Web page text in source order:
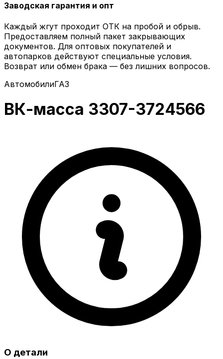
Заводская гарантия и опт
Каждый жгут проходит ОТК на пробой и обрыв.
Предоставляем полный пакет закрывающих
документов. Для оптовых покупателей и
автопарков действуют специальные условия.
Возврат или обмен брака — без лишних вопросов.
АвтомобилиГАЗ
ВК-масса 3307-3724566
О детали